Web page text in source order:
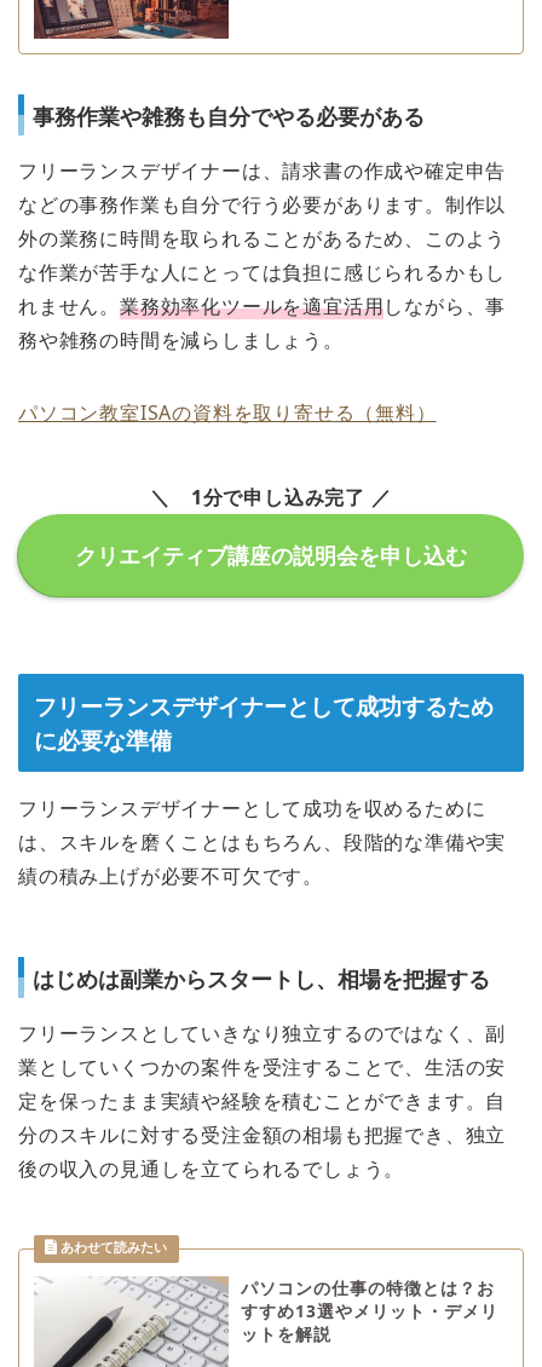
事務作業や雑務も自分でやる必要がある
フリーランスデザイナーは、請求書の作成や確定申告
などの事務作業も自分で行う必要があります。制作以
外の業務に時間を取られることがあるため、このよう
な作業が苦手な人にとっては負担に感じられるかもし
れません。 業務効率化ツールを適宜活用しながら、事
務や雑務の時間を減らしましょう。
パソコン教室ISAの資料を取り寄せる（無料）
＼ 1分で申し込み完了 ／
クリエイティブ講座の説明会を申し込む
フリーランスデザイナーとして成功するため
に必要な準備
フリーランスデザイナーとして成功を収めるために
は、スキルを磨くことはもちろん、段階的な準備や実
績の積み上げが必要不可欠です。
はじめは副業からスタートし、相場を把握する
フリーランスとしていきなり独立するのではなく、副
業としていくつかの案件を受注することで、生活の安
定を保ったまま実績や経験を積むことができます。自
分のスキルに対する受注金額の相場も把握でき、独立
後の収入の見通しを立てられるでしょう。
パソコンの仕事の特徴とは？お
すすめ13選やメリット・デメリ
ットを解説